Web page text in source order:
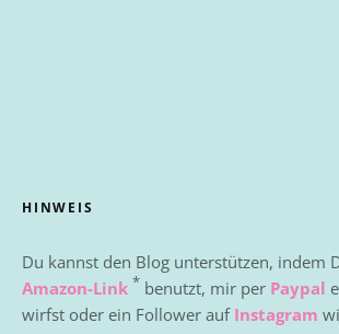
HINWEIS
Du kannst den Blog unterstützen, indem
Amazon-Link * benutzt, mir per Paypal
wirfst oder ein Follower auf Instagram